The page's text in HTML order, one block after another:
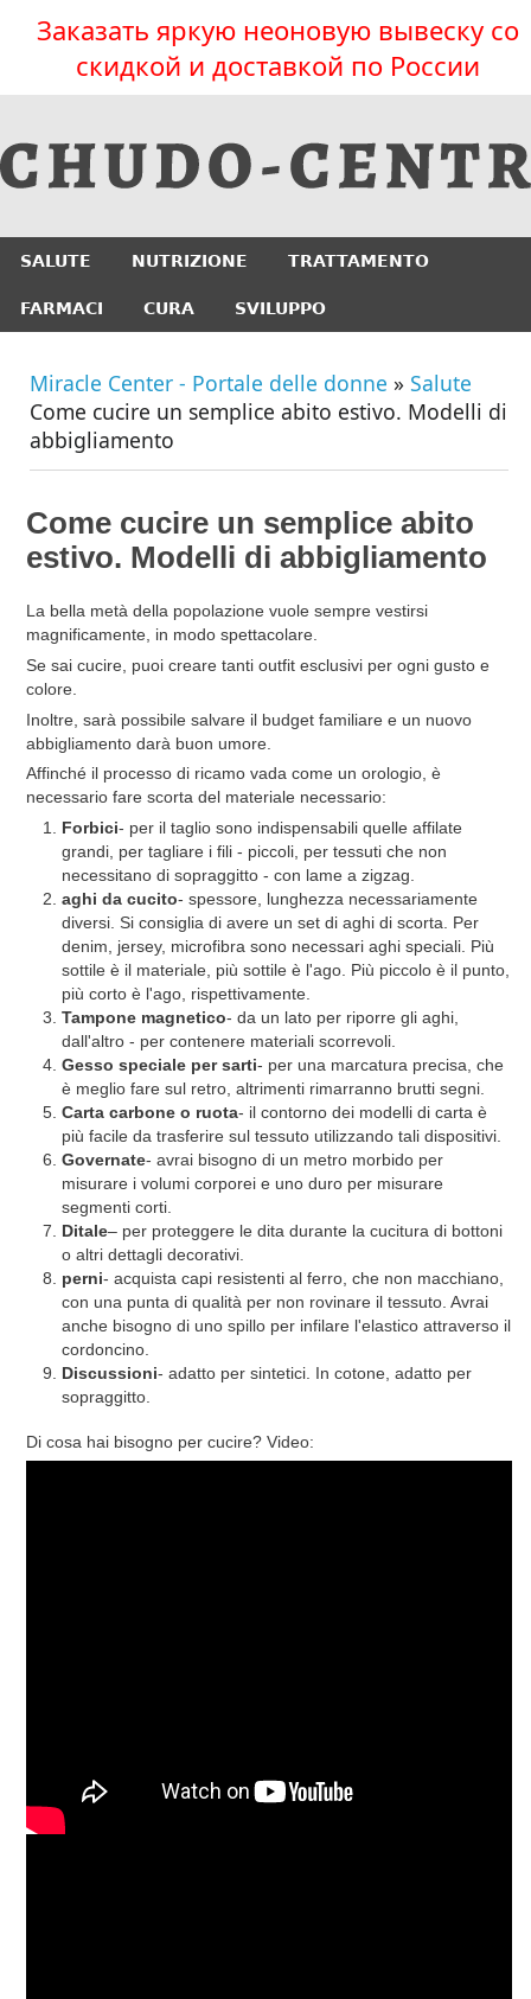
Заказать яркую неоновую вывеску со
скидкой и доставкой по России
SALUTE NUTRIZIONE TRATTAMENTO
FARMACI CURA SVILUPPO
Miracle Center - Portale delle donne » Salute
Come cucire un semplice abito estivo. Modelli di
abbigliamento
Come cucire un semplice abito
estivo. Modelli di abbigliamento
La bella metà della popolazione vuole sempre vestirsi
magnificamente, in modo spettacolare.
Se sai cucire, puoi creare tanti outfit esclusivi per ogni gusto e
colore.
Inoltre, sarà possibile salvare il budget familiare e un nuovo
abbigliamento darà buon umore.
Affinché il processo di ricamo vada come un orologio, è
necessario fare scorta del materiale necessario:
Forbici- per il taglio sono indispensabili quelle affilate
grandi, per tagliare i fili - piccoli, per tessuti che non
necessitano di sopraggitto - con lame a zigzag.
aghi da cucito- spessore, lunghezza necessariamente
diversi. Si consiglia di avere un set di aghi di scorta. Per
denim, jersey, microfibra sono necessari aghi speciali. Più
sottile è il materiale, più sottile è l'ago. Più piccolo è il punto,
più corto è l'ago, rispettivamente.
Tampone magnetico- da un lato per riporre gli aghi,
dall'altro - per contenere materiali scorrevoli.
Gesso speciale per sarti- per una marcatura precisa, che
è meglio fare sul retro, altrimenti rimarranno brutti segni.
Carta carbone o ruota- il contorno dei modelli di carta è
più facile da trasferire sul tessuto utilizzando tali dispositivi.
Governate- avrai bisogno di un metro morbido per
misurare i volumi corporei e uno duro per misurare
segmenti corti.
Ditale– per proteggere le dita durante la cucitura di bottoni
o altri dettagli decorativi.
perni- acquista capi resistenti al ferro, che non macchiano,
con una punta di qualità per non rovinare il tessuto. Avrai
anche bisogno di uno spillo per infilare l'elastico attraverso il
cordoncino.
Discussioni- adatto per sintetici. In cotone, adatto per
sopraggitto.
Di cosa hai bisogno per cucire? Video: